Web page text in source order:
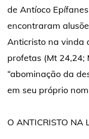
de Antíoco
encontraram
Anticristo na vinda
profetas (Mt 24,24;
“abominação da
em seu próprio
O ANTICRISTO NA